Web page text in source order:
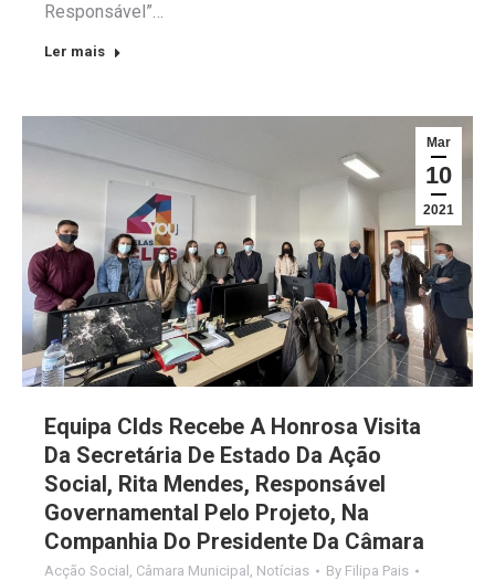
Responsável”…
Ler mais
Mar
10
2021
Equipa Clds Recebe A Honrosa Visita
Da Secretária De Estado Da Ação
Social, Rita Mendes, Responsável
Governamental Pelo Projeto, Na
Companhia Do Presidente Da Câmara
Acção Social Câmara Municipal Notícias By Filipa Pais